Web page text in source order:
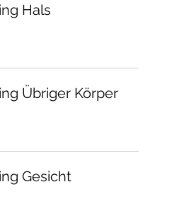
Hals
Übriger Körper
Gesicht